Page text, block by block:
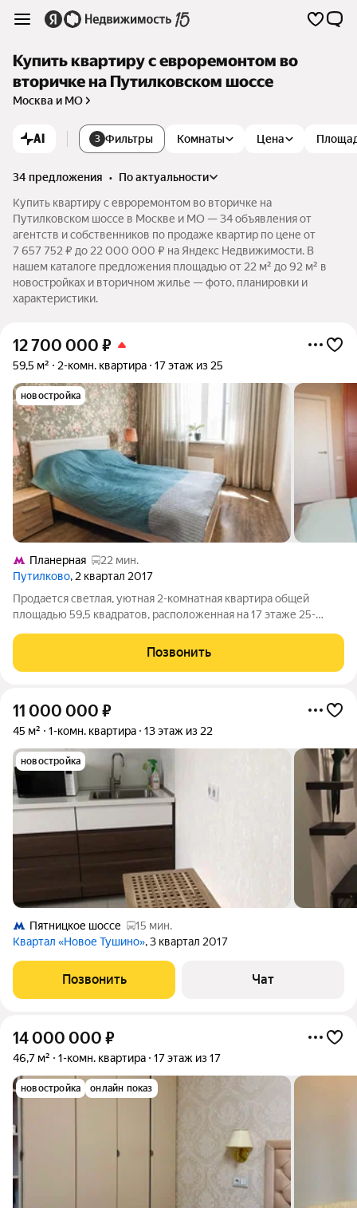
Купить квартиру с евроремонтом во
вторичке на Путилковском шоссе
Москва и МО
AI 3 Фильтры Комнаты Цена
34 предложения •
по актуальности
Купить квартиру с евроремонтом во вторичке на
Путилковском шоссе в Москве и МО — 34 объявления от
агентств и собственников по продаже квартир по цене от
7 657 752 ₽ до 22 000 000 ₽ на Яндекс Недвижимости. В
нашем каталоге предложения площадью от 22 м² до 92 м² в
новостройках и вторичном жилье — фото, планировки и
характеристики.
12 700 000 ₽
59,5 м² 2-комн. квартира 17 этаж из 25
новостройка
Планерная
22 мин.
Путилково, 2 квартал 2017
Продается светлая, уютная 2-комнатная квартира общей
площадью 59,5 квадратов, расположенная на 17 этаже 25-
Путилково. Высокий этаж приятные виды из окна и много
света. Полностью готова для
Позвонить
11 000 000 ₽
45 м² 1-комн. квартира 13 этаж из 22
новостройка
Пятницкое шоссе
15 мин.
Квартал «Новое Тушино», 3 квартал 2017
Позвонить Чат
14 000 000 ₽
46,7 м² 1-комн. квартира 17 этаж из 17
новостройка онлайн показ